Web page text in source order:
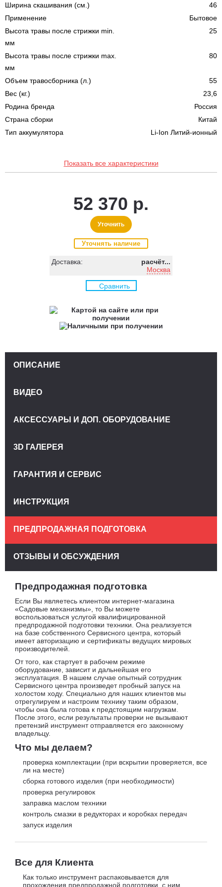
Ширина скашивания (см.)
46
Применение
Бытовое
Высота травы после стрижки min.
мм
25
Высота травы после стрижки max.
мм
80
Объем травосборника (л.)
55
Вес (кг.)
23,6
Родина бренда
Россия
Страна сборки
Китай
Тип аккумулятора
Li-Ion Литий-ионный
Показать все характеристики
52 370 р.
Уточнить
Уточнять наличие
Доставка:
расчёт...
Москва
Сравнить
Предпродажная подготовка
Если Вы являетесь клиентом интернет-магазина
«Садовые механизмы», то Вы можете
воспользоваться услугой квалифицированной
предпродажной подготовки техники. Она реализуется
на базе собственного Сервисного центра, который
имеет авторизацию и сертификаты ведущих мировых
производителей.
От того, как стартует в рабочем режиме
оборудование, зависит и дальнейшая его
эксплуатация. В нашем случае опытный сотрудник
Сервисного центра произведет пробный запуск на
холостом ходу. Специально для наших клиентов мы
отрегулируем и настроим технику таким образом,
чтобы она была готова к предстоящим нагрузкам.
После этого, если результаты проверки не вызывают
претензий инструмент отправляется его законному
владельцу.
Что мы делаем?
проверка комплектации (при вскрытии проверяется, все
ли на месте)
сборка готового изделия (при необходимости)
проверка регулировок
заправка маслом техники
контроль смазки в редукторах и коробках передач
запуск изделия
Все для Клиента
Как только инструмент распаковывается для
прохождения предпродажной подготовки, с ним
ОПИСАНИЕ
ВИДЕО
АКСЕССУАРЫ И ДОП. ОБОРУДОВАНИЕ
3D ГАЛЕРЕЯ
ГАРАНТИЯ И СЕРВИС
ИНСТРУКЦИЯ
ПРЕДПРОДАЖНАЯ ПОДГОТОВКА
ОТЗЫВЫ И ОБСУЖДЕНИЯ